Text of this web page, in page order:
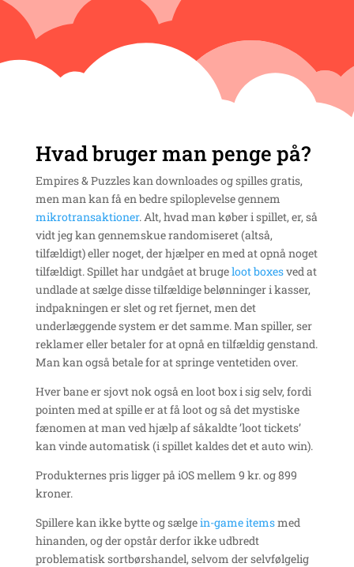
Hvad bruger man penge på?
Empires & Puzzles kan downloades og spilles gratis,
men man kan få en bedre spiloplevelse gennem
mikrotransaktioner. Alt, hvad man køber i spillet, er, så
vidt jeg kan gennemskue randomiseret (altså,
tilfældigt) eller noget, der hjælper en med at opnå noget
tilfældigt. Spillet har undgået at brugeloot boxesved at
undlade at sælge disse tilfældige belønninger i kasser,
indpakningen er slet og ret fjernet, men det
underlæggende system er det samme. Man spiller, ser
reklamer eller betaler for at opnå en tilfældig genstand.
Man kan også betale for at springe ventetiden over.
Hver bane er sjovt nok også en loot box i sig selv, fordi
pointen med at spille er at få loot og så det mystiske
fænomen at man ved hjælp af såkaldte ’loot tickets’
kan vinde automatisk (i spillet kaldes det et auto win).
Produkternes pris ligger på iOS mellem 9 kr. og 899
kroner.
Spillere kan ikke bytte og sælgein-game itemsmed
hinanden, og der opstår derfor ikke udbredt
problematisk sortbørshandel, selvom der selvfølgelig